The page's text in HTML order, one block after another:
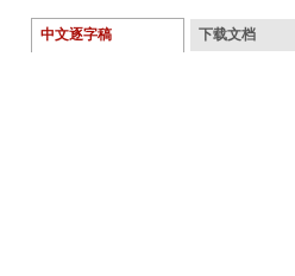
中文逐字稿 下载文档